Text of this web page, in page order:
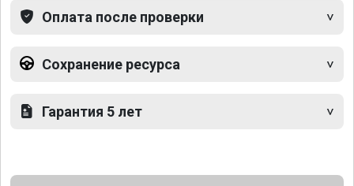
Оплата после проверки
Сохранение ресурса
Гарантия 5 лет